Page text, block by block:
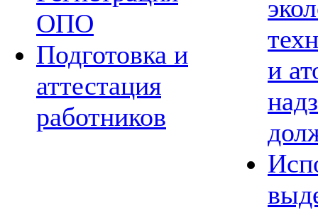
ОПО
Подготовка и
аттестация
работников
и